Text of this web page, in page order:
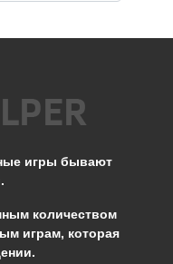
игры бывают
количеством
играм, которая